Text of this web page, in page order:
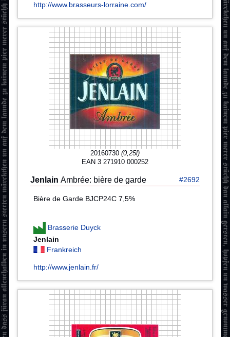
http://www.brasseurs-lorraine.com/
20160730 (0,25l)
EAN 3 271910 000252
Jenlain Ambrée: bière de garde #2692
Bière de Garde BJCP24C 7,5%
Brasserie Duyck
Jenlain
Frankreich
http://www.jenlain.fr/